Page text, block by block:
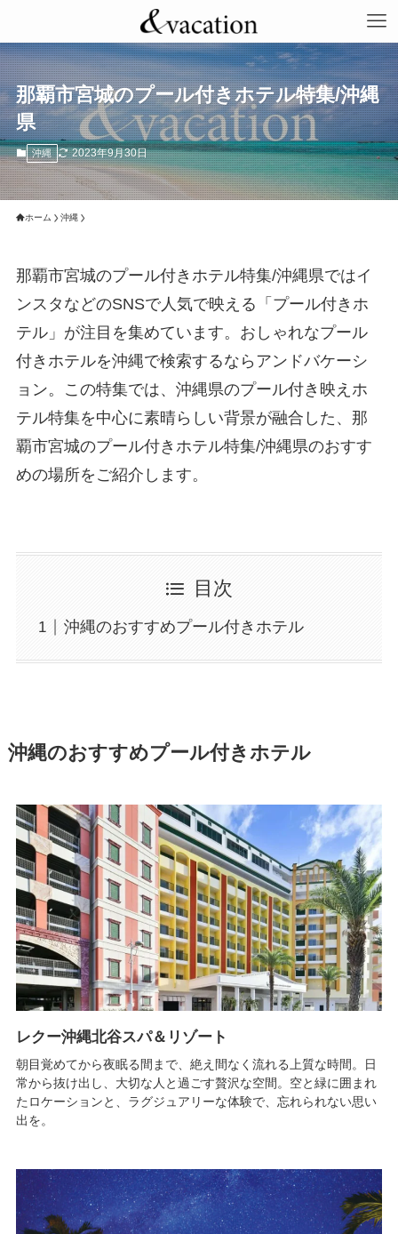
那覇市宮城のプール付きホテル特集/沖縄
県
沖縄 2023年9月30日
ホーム 沖縄
那覇市宮城のプール付きホテル特集/沖縄県ではイ
ンスタなどのSNSで人気で映える「プール付きホ
テル」が注目を集めています。おしゃれなプール
付きホテルを沖縄で検索するならアンドバケーシ
ョン。この特集では、沖縄県のプール付き映えホ
テル特集を中心に素晴らしい背景が融合した、那
覇市宮城のプール付きホテル特集/沖縄県のおすす
めの場所をご紹介します。
目次
沖縄のおすすめプール付きホテル
沖縄のおすすめプール付きホテル
レクー沖縄北谷スパ＆リゾート
朝目覚めてから夜眠る間まで、絶え間なく流れる上質な時間。日
常から抜け出し、大切な人と過ごす贅沢な空間。空と緑に囲まれ
たロケーションと、ラグジュアリーな体験で、忘れられない思い
出を。